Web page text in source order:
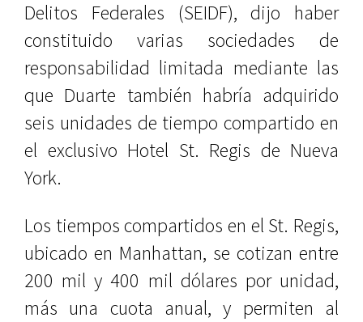
Delitos Federales (SEIDF), dijo haber
constituido varias sociedades de
responsabilidad limitada mediante las
que Duarte también habría adquirido
seis unidades de tiempo compartido en
el exclusivo Hotel St. Regis de Nueva
York.
Los tiempos compartidos en el St. Regis,
ubicado en Manhattan, se cotizan entre
200 mil y 400 mil dólares por unidad,
más una cuota anual, y permiten al